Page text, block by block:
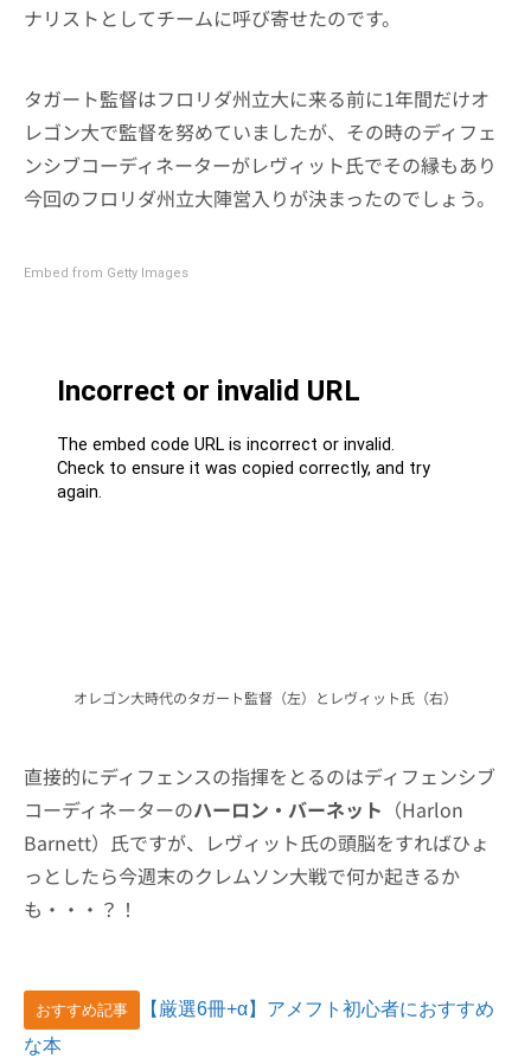
ナリストとしてチームに呼び寄せたのです。
タガート監督はフロリダ州立大に来る前に1年間だけオ
レゴン大で監督を努めていましたが、その時のディフェ
ンシブコーディネーターがレヴィット氏でその縁もあり
今回のフロリダ州立大陣営入りが決まったのでしょう。
Embed from Getty Images
オレゴン大時代のタガート監督（左）とレヴィット氏（右）
直接的にディフェンスの指揮をとるのはディフェンシブ
コーディネーターのハーロン・バーネット （Harlon
Barnett）氏ですが、レヴィット氏の頭脳をすればひょ
っとしたら今週末のクレムソン大戦で何か起きるか
も・・・？！
おすすめ記事
【厳選6冊+α】アメフト初心者におすすめ
な本